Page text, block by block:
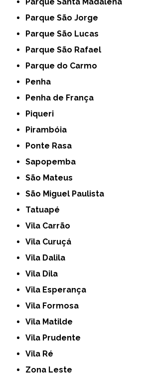
Parque São Jorge
Parque São Lucas
Parque São Rafael
Parque do Carmo
Penha
Penha de França
Piqueri
Pirambóia
Ponte Rasa
Sapopemba
São Mateus
São Miguel Paulista
Tatuapé
Vila Carrão
Vila Curuçá
Vila Dalila
Vila Dila
Vila Esperança
Vila Formosa
Vila Matilde
Vila Prudente
Vila Ré
Zona Leste